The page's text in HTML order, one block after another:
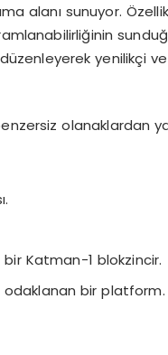
alanı sunuyor.
yenilikçi
olanaklardan
Katman-1 blokzincir.
odaklanan bir platform.